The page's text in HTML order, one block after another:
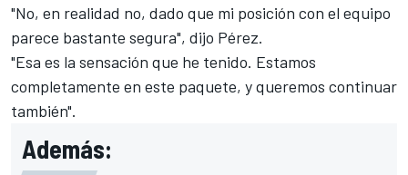
"No, en realidad no, dado que mi posición con el equipo
parece bastante segura", dijo Pérez.
"Esa es la sensación que he tenido. Estamos
completamente en este paquete, y queremos continuar
también".
Además: